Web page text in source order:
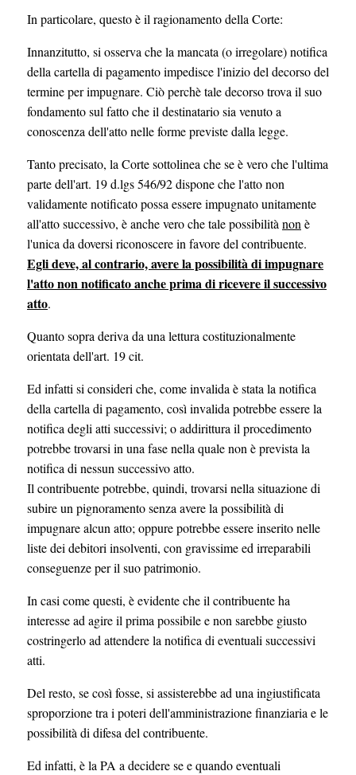
In particolare, questo è il ragionamento della Corte:
Innanzitutto, si osserva che la mancata (o irregolare) notifica
della cartella di pagamento impedisce l'inizio del decorso del
termine per impugnare. Ciò perchè tale decorso trova il suo
fondamento sul fatto che il destinatario sia venuto a
conoscenza dell'atto nelle forme previste dalla legge.
Tanto precisato, la Corte sottolinea che se è vero che l'ultima
parte dell'art. 19 d.lgs 546/92 dispone che l'atto non
validamente notificato possa essere impugnato unitamente
all'atto successivo, è anche vero che tale possibilitànonè
l'unica da doversi riconoscere in favore del contribuente.
Egli deve, al contrario, avere la possibilità di impugnare
l'atto non notificato anche prima di ricevere il successivo
atto.
Quanto sopra deriva da una lettura costituzionalmente
orientata dell'art. 19 cit.
Ed infatti si consideri che, come invalida è stata la notifica
della cartella di pagamento, così invalida potrebbe essere la
notifica degli atti successivi; o addirittura il procedimento
potrebbe trovarsi in una fase nella quale non è prevista la
notifica di nessun successivo atto.
Il contribuente potrebbe, quindi, trovarsi nella situazione di
subire un pignoramento senza avere la possibilità di
impugnare alcun atto; oppure potrebbe essere inserito nelle
liste dei debitori insolventi, con gravissime ed irreparabili
conseguenze per il suo patrimonio.
In casi come questi, è evidente che il contribuente ha
interesse ad agire il prima possibile e non sarebbe giusto
costringerlo ad attendere la notifica di eventuali successivi
atti.
Del resto, se così fosse, si assisterebbe ad una ingiustificata
sproporzione tra i poteri dell'amministrazione finanziaria e le
possibilità di difesa del contribuente.
Ed infatti, è la PA a decidere se e quando eventuali